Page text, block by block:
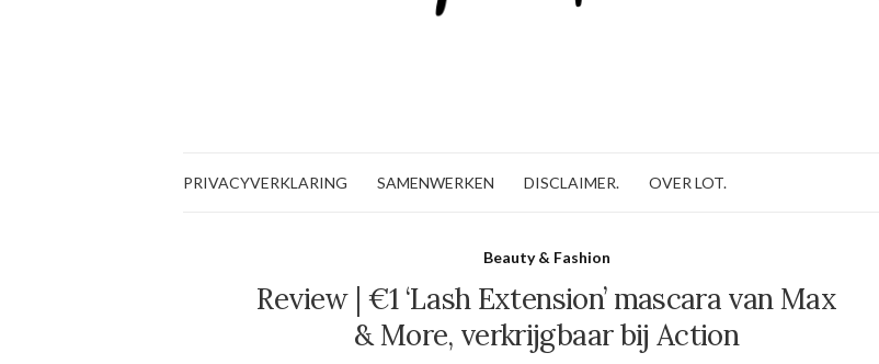
PRIVACYVERKLARING SAMENWERKEN DISCLAIMER. OVER LOT.
Beauty & Fashion
Review | €1 ‘Lash Extension’ mascara van Max
& More, verkrijgbaar bij Action